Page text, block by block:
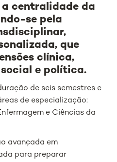
centralidade da
se pela
que
clínica,
e política.
de seis semestres e
de especialização:
e Ciências da
avançada em
para preparar